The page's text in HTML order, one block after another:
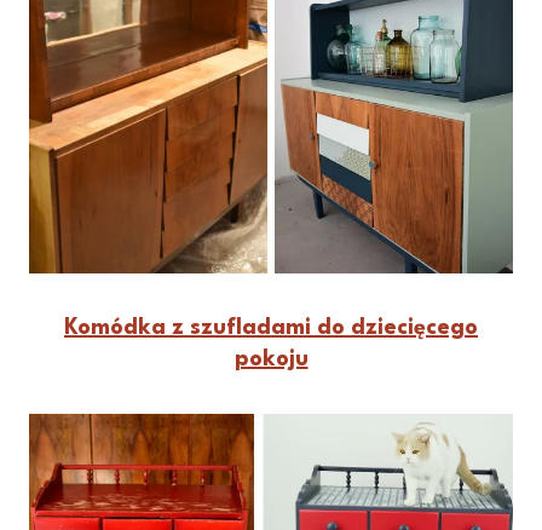
Komódka z szufladami do dziecięcego
pokoju